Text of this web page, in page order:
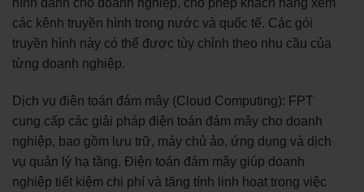
hình dành cho doanh nghiệp, cho phép khách hàng xem
các kênh truyền hình trong nước và quốc tế. Các gói
truyền hình này có thể được tùy chỉnh theo nhu cầu của
từng doanh nghiệp.
Dịch vụ điện toán đám mây (Cloud Computing): FPT
cung cấp các giải pháp điện toán đám mây cho doanh
nghiệp, bao gồm lưu trữ, máy chủ ảo, ứng dụng và dịch
vụ quản lý hạ tầng. Điện toán đám mây giúp doanh
nghiệp tiết kiệm chi phí và tăng tính linh hoạt trong việc